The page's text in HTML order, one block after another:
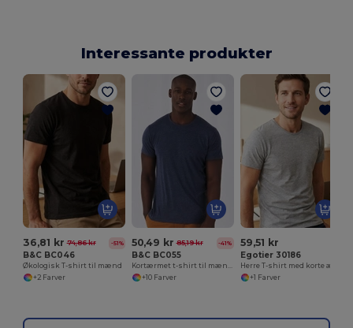
Interessante produkter
36,81 kr 74,86 kr -51%
B&C BC046
Økologisk T-shirt til mænd
+2 Farver
50,49 kr 85,19 kr -41%
B&C BC055
Kortærmet t-shirt til mænd med rund hals
+10 Farver
59,51 kr
Egotier 30186
+1 Farver